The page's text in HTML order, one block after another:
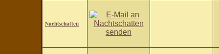
Nachtschatten